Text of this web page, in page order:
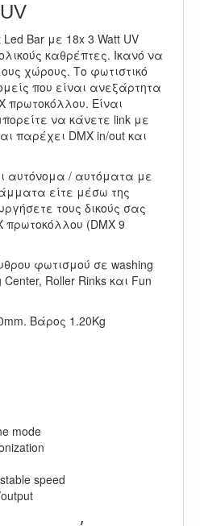
Led Bar με 18x 3 Watt UV
καθρέπτες. Ικανό να
χώρους. Το φωτιστικό
που είναι ανεξάρτητα
πρωτοκόλλου. Είναι
να κάνετε link με
παρέχει DMX in/out και
αυτόνομα / αυτόματα με
είτε μέσω της
τους δικούς σας
(DMX 9
φωτισμού σε washing
Roller Rinks και Fun
Βάρος 1.20Kg
mode
speed